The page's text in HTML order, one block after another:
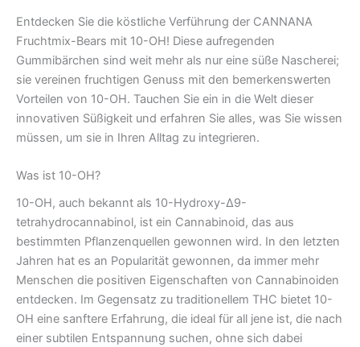
Entdecken Sie die köstliche Verführung der CANNANA
Fruchtmix-Bears mit 10-OH! Diese aufregenden
Gummibärchen sind weit mehr als nur eine süße Nascherei;
sie vereinen fruchtigen Genuss mit den bemerkenswerten
Vorteilen von 10-OH. Tauchen Sie ein in die Welt dieser
innovativen Süßigkeit und erfahren Sie alles, was Sie wissen
müssen, um sie in Ihren Alltag zu integrieren.
Was ist 10-OH?
10-OH, auch bekannt als 10-Hydroxy-Δ9-
tetrahydrocannabinol, ist ein Cannabinoid, das aus
bestimmten Pflanzenquellen gewonnen wird. In den letzten
Jahren hat es an Popularität gewonnen, da immer mehr
Menschen die positiven Eigenschaften von Cannabinoiden
entdecken. Im Gegensatz zu traditionellem THC bietet 10-
OH eine sanftere Erfahrung, die ideal für all jene ist, die nach
einer subtilen Entspannung suchen, ohne sich dabei